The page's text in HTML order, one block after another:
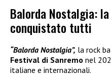
Balorda Nostalgia:
conquistato tutti
“Balorda Nostalgia”, la rock
Festival di Sanremo nel
italiane e internazionali.